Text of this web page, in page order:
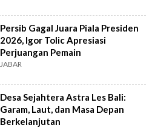
Persib Gagal Juara Piala Presiden
2026, Igor Tolic Apresiasi
Perjuangan Pemain
JABAR
Desa Sejahtera Astra Les Bali:
Garam, Laut, dan Masa Depan
Berkelanjutan